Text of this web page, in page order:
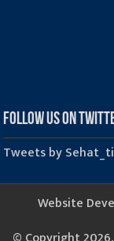
Follow us on
Tweets by
Website